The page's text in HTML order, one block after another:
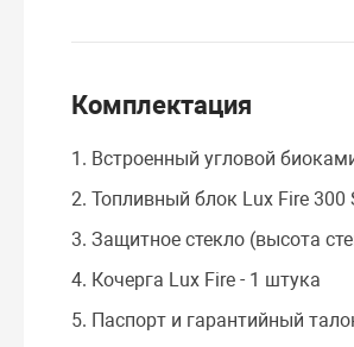
Комплектация
1. Встроенный угловой
2. Топливный блок Lux Fire 300
3. Защитное стекло (высота
4. Кочерга Lux Fire - 1 штука
5. Паспорт и гарантийный